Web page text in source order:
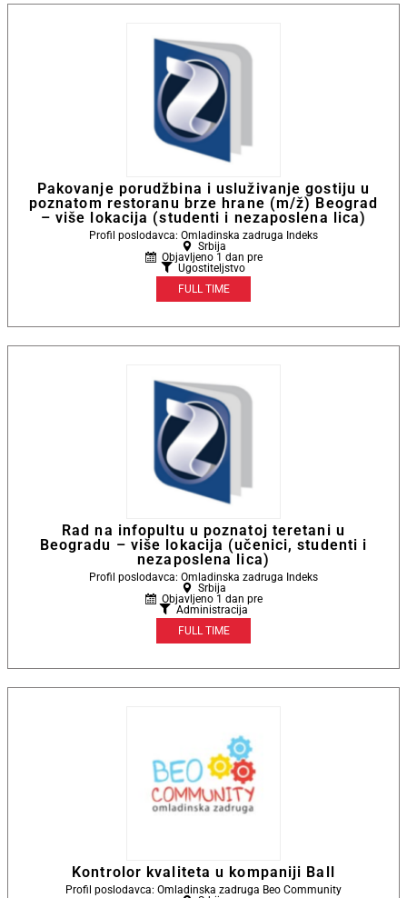
Pakovanje porudžbina i usluživanje gostiju u
poznatom restoranu brze hrane (m/ž) Beograd
– više lokacija (studenti i nezaposlena lica)
Profil poslodavca: Omladinska zadruga Indeks
Srbija
Objavljeno 1 dan pre
Ugostiteljstvo
FULL TIME
Rad na infopultu u poznatoj teretani u
Beogradu – više lokacija (učenici, studenti i
nezaposlena lica)
Profil poslodavca: Omladinska zadruga Indeks
Srbija
Objavljeno 1 dan pre
Administracija
FULL TIME
Kontrolor kvaliteta u kompaniji Ball
Profil poslodavca: Omladinska zadruga Beo Community